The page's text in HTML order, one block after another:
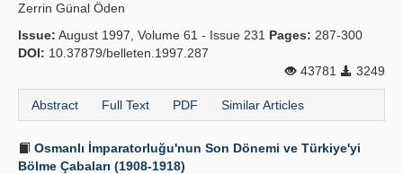
Zerrin Günal Öden
Issue: August 1997, Volume 61 - Issue 231 Pages: 287-300
DOI: 10.37879/belleten.1997.287
43781
3249
Abstract Full Text PDF Similar Articles
Osmanlı İmparatorluğu'nun Son Dönemi ve Türkiye'yi
Bölme Çabaları (1908-1918)